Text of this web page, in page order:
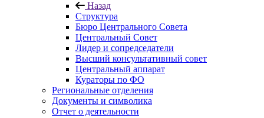
Назад
Структура
Бюро Центрального Совета
Центральный Совет
Лидер и сопредседатели
Высший консультативный совет
Центральный аппарат
Кураторы по ФО
Региональные отделения
Документы и символика
Отчет о деятельности